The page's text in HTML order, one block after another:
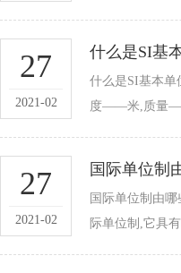
27
2021-02
什么是SI基本
什么是SI基本单
度——米,质量
27
2021-02
国际单位制由
国际单位制由
际单位制,它具